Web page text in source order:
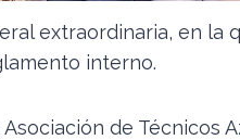
extraordinaria, en la
interno.
Asociación de Técnicos